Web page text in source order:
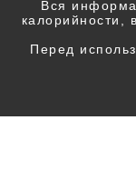
Вся
калорийности,
Перед